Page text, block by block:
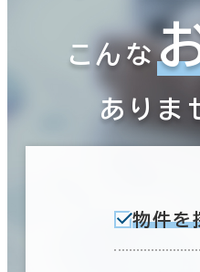
こんな
ありま
物件を